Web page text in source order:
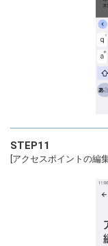
STEP11
[アクセスポイントの編